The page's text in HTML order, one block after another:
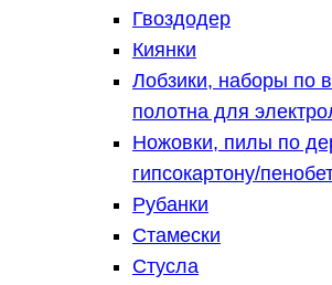
Гвоздодер
Киянки
Лобзики, наборы по
полотна для
Ножовки, пилы по
гипсокартону/
Рубанки
Стамески
Стусла